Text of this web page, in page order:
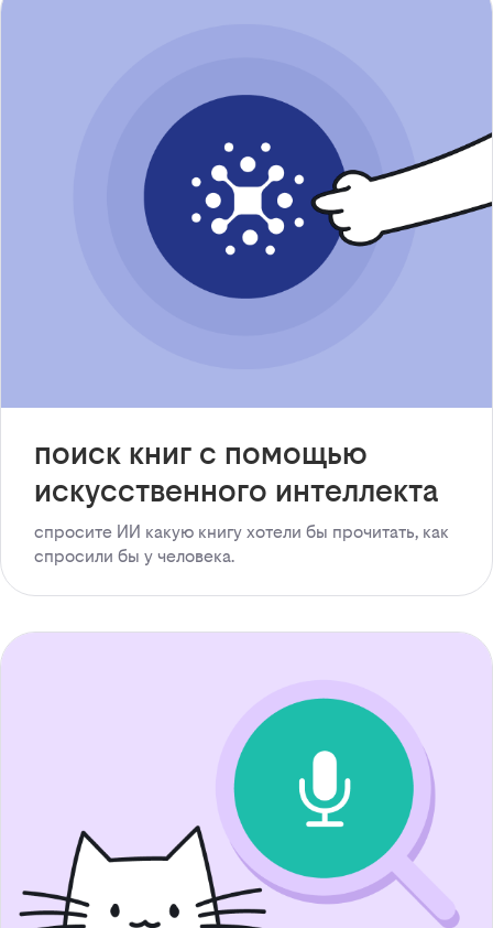
поиск книг с помощью
искусственного интеллекта
спросите ИИ какую книгу хотели бы прочитать, как
спросили бы у человека.